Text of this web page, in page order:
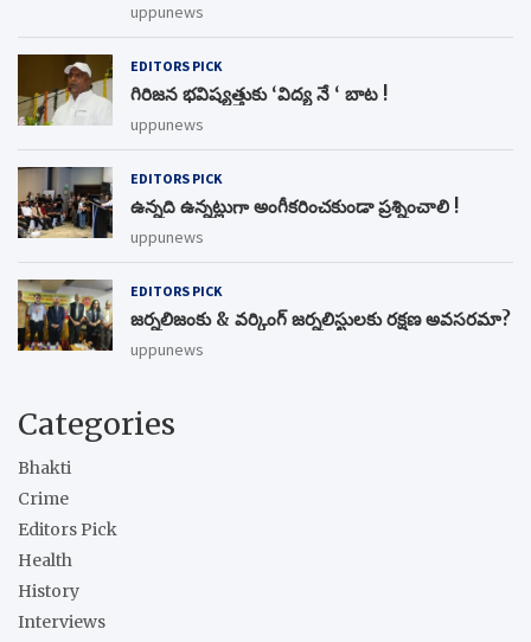
uppunews
EDITORS PICK
గిరిజన భవిష్యత్తుకు ‘విద్య నే ‘ బాట !
uppunews
EDITORS PICK
ఉన్నది ఉన్నట్లుగా అంగీకరించకుండా ప్రశ్నించాలి !
uppunews
EDITORS PICK
జర్నలిజంకు & వర్కింగ్ జర్నలిస్టులకు రక్షణ అవసరమా?
uppunews
Categories
Bhakti
Crime
Editors Pick
Health
History
Interviews